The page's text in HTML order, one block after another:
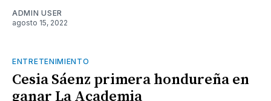
ADMIN USER
agosto 15, 2022
ENTRETENIMIENTO
Cesia Sáenz primera hondureña en
ganar La Academia